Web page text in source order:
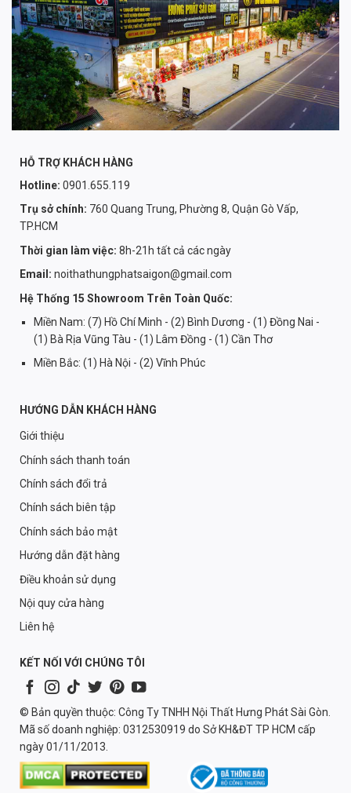
HỖ TRỢ KHÁCH HÀNG
Hotline: 0901.655.119
Trụ sở chính: 760 Quang Trung, Phường 8, Quận Gò Vấp,
TP.HCM
Thời gian làm việc: 8h-21h tất cả các ngày
Email: noithathungphatsaigon@gmail.com
Hệ Thống 15 Showroom Trên Toàn Quốc:
Miền Nam: (7) Hồ Chí Minh - (2) Bình Dương - (1) Đồng Nai -
(1) Bà Rịa Vũng Tàu - (1) Lâm Đồng - (1) Cần Thơ
Miền Bắc: (1) Hà Nội - (2) Vĩnh Phúc
HƯỚNG DẪN KHÁCH HÀNG
Giới thiệu
Chính sách thanh toán
Chính sách đổi trả
Chính sách biên tập
Chính sách bảo mật
Hướng dẫn đặt hàng
Điều khoản sử dụng
Nội quy cửa hàng
Liên hệ
KẾT NỐI VỚI CHÚNG TÔI
© Bản quyền thuộc: Công Ty TNHH Nội Thất Hưng Phát Sài Gòn.
Mã số doanh nghiệp: 0312530919 do Sở KH&ĐT TP HCM cấp
ngày 01/11/2013.